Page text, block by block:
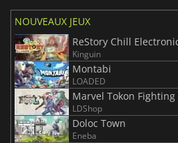
NOUVEAUX JEUX
ReStory Chill
Kinguin
Montabi
LOADED
Marvel Tokon Fighting
LDShop
Doloc Town
Eneba